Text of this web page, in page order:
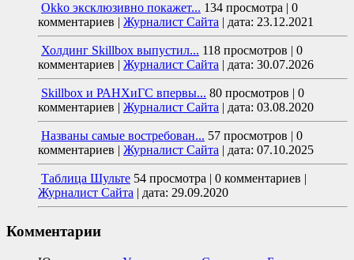
Okko эксклюзивно покажет... 134 просмотра
0
комментариев
Журналист Сайта дата: 23.12.2021
Холдинг Skillbox выпустил... 118 просмотров
0
комментариев
Журналист Сайта дата: 30.07.2026
Skillbox и РАНХиГС впервы... 80 просмотров
0
комментариев
Журналист Сайта дата: 03.08.2020
Названы самые востребован... 57 просмотров
0
комментариев
Журналист Сайта дата: 07.10.2025
Таблица Шульте 54 просмотра 0 комментариев
Журналист Сайта
дата: 29.09.2020
Комментарии